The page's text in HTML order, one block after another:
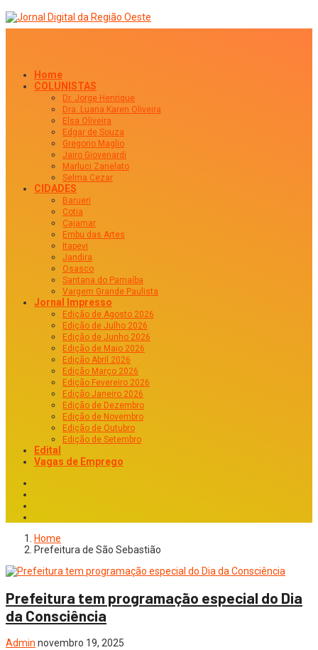
Home
COLUNISTAS
Dr. Jorge Henrique
Dra. Luana Karen Oliveira
Elsa Oliveira
Edgar de Souza
Gregorio Maglio
Jairo Giovenardi
Marluci Zanelato
Selma Cezar
CIDADES
Barueri
Cotia
Cajamar
Embu das Artes
Itapevi
Jandira
Osasco
Santana do Parnaíba
Vargem Grande Paulista
Jornal Impresso
Edição de Agosto 2026
Edição de Julho 2026
Edição de Junho 2026
Edição de Maio 2026
Edição Abril 2026
Edição Março 2026
Edição Fevereiro 2026
Edição Janeiro 2026
Edição de Dezembro
Edição de Novembro
Edição de Outubro
Edição de Setembro
Edital
Vagas de Emprego
Home
Prefeitura de São Sebastião
Prefeitura tem programação especial do Dia
da Consciência
Admin novembro 19, 2025